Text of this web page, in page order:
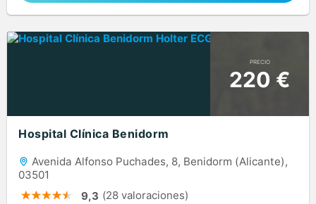
PRECIO
220 €
Hospital Clínica Benidorm
Avenida Alfonso Puchades, 8, Benidorm (Alicante),
03501
9,3 (28 valoraciones)